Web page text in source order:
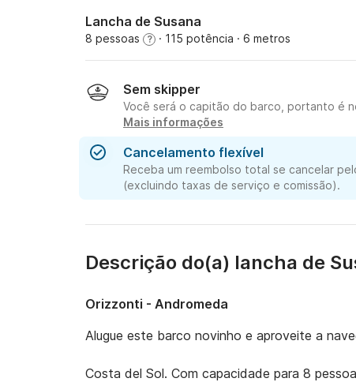
Lancha de Susana
8 pessoas ? · 115 potência · 6 metros
Sem skipper
Você será o capitão do barco, portanto é
Mais informações
Cancelamento flexível
Receba um reembolso total se cancelar
(excluindo taxas de serviço e comissão).
Descrição do(a) lancha de
Orizzonti - Andromeda
Alugue este barco novinho e aproveite a
Costa del Sol. Com capacidade para 8